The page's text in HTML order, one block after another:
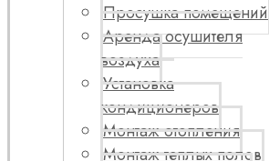
Просушка помещений
Аренда осушителя
воздуха
Установка
кондиционеров
Монтаж отопления
Монтаж теплых полов